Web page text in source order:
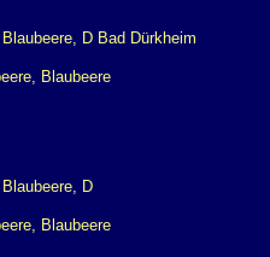
Blaubeere
Blaubeere